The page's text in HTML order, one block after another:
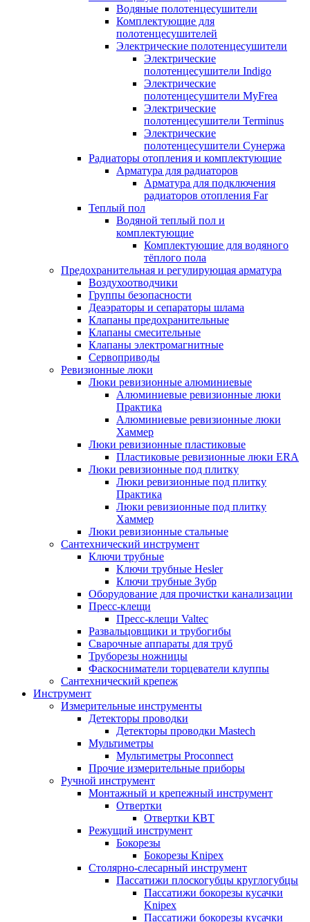
Водяные полотенцесушители
Комплектующие для
полотенцесушителей
Электрические полотенцесушители
Электрические
полотенцесушители Indigo
Электрические
полотенцесушители MyFrea
Электрические
полотенцесушители Terminus
Электрические
полотенцесушители Сунержа
Радиаторы отопления и комплектующие
Арматура для радиаторов
Арматура для подключения
радиаторов отопления Far
Теплый пол
Водяной теплый пол и
комплектующие
Комплектующие для водяного
тёплого пола
Предохранительная и регулирующая арматура
Воздухоотводчики
Группы безопасности
Деаэраторы и сепараторы шлама
Клапаны предохранительные
Клапаны смесительные
Клапаны электромагнитные
Сервоприводы
Ревизионные люки
Люки ревизионные алюминиевые
Алюминиевые ревизионные люки
Практика
Алюминиевые ревизионные люки
Хаммер
Люки ревизионные пластиковые
Пластиковые ревизионные люки ERA
Люки ревизионные под плитку
Люки ревизионные под плитку
Практика
Люки ревизионные под плитку
Хаммер
Люки ревизионные стальные
Сантехнический инструмент
Ключи трубные
Ключи трубные Hesler
Ключи трубные Зубр
Оборудование для прочистки канализации
Пресс-клещи
Пресс-клещи Valtec
Развальцовщики и трубогибы
Сварочные аппараты для труб
Труборезы ножницы
Фаскосниматели торцеватели клуппы
Сантехнический крепеж
Инструмент
Измерительные инструменты
Детекторы проводки
Детекторы проводки Mastech
Мультиметры
Мультиметры Proconnect
Прочие измерительные приборы
Ручной инструмент
Монтажный и крепежный инструмент
Отвертки
Отвертки КВТ
Режущий инструмент
Бокорезы
Бокорезы Knipex
Столярно-слесарный инструмент
Пассатижи плоскогубцы круглогубцы
Пассатижи бокорезы кусачки
Knipex
Пассатижи бокорезы кусачки